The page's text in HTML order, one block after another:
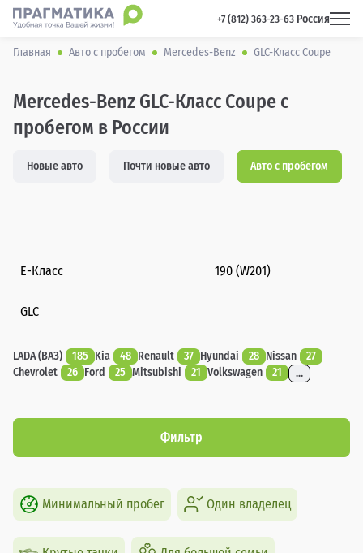
+7 (812) 363-23-63 Россия
Главная Авто с пробегом Mercedes-Benz GLC-Класс Coupe
Mercedes-Benz GLC-Класс Coupe с
пробегом в России
Новые авто Почти новые авто Авто с пробегом
E-Класс 190 (W201)
GLC
LADA (ВАЗ) 185 Kia 48 Renault 37 Hyundai 28 Nissan
27
Chevrolet
26 Ford 25 Mitsubishi 21 Volkswagen 21 ...
Фильтр
Минимальный пробег Один владелец